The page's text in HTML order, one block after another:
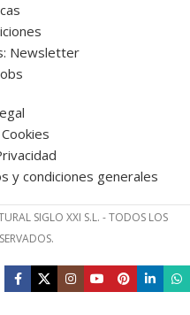
Newsletter
y condiciones generales
SIGLO XXI S.L. - TODOS LOS